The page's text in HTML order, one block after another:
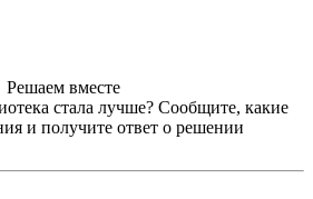
Решаем вместе
стала лучше? Сообщите, какие
и получите ответ о решении